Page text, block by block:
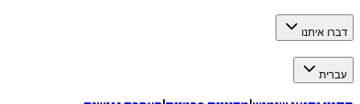
דברו איתנו
עברית